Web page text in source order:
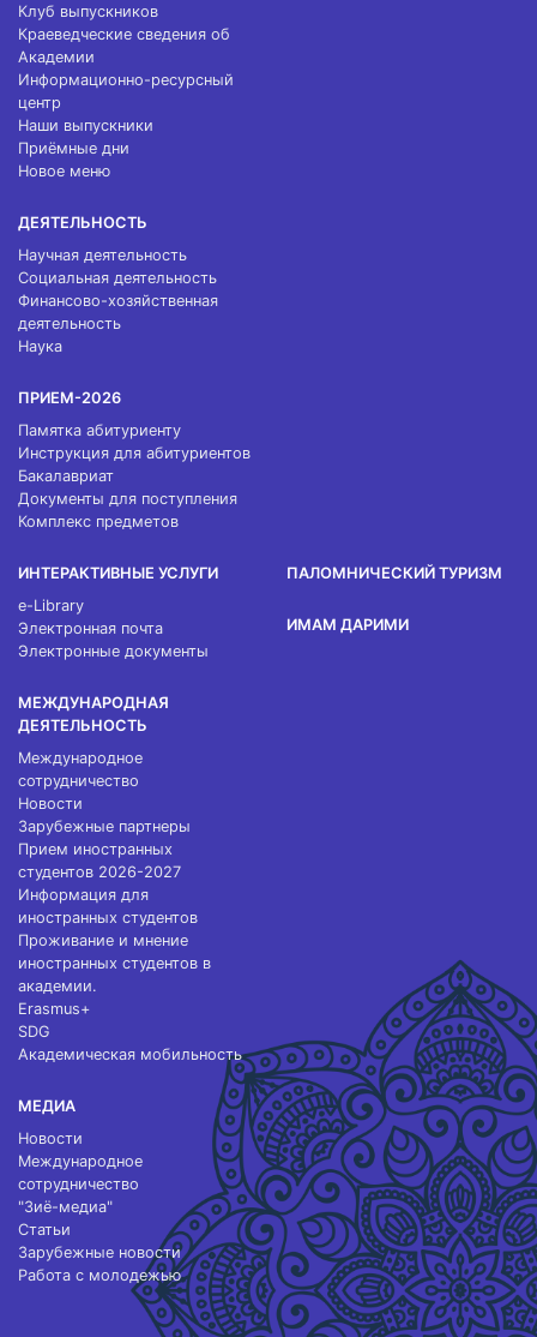
Клуб выпускников
Краеведческие сведения об
Академии
Информационно-ресурсный
центр
Наши выпускники
Приёмные дни
Новое меню
ДЕЯТЕЛЬНОСТЬ
Научная деятельность
Социальная деятельность
Финансово-хозяйственная
деятельность
Наука
ПРИЕМ-2026
Памятка абитуриенту
Инструкция для абитуриентов
Бакалавриат
Документы для поступления
Комплекс предметов
ИНТЕРАКТИВНЫЕ УСЛУГИ
e-Library
Электронная почта
Электронные документы
МЕЖДУНАРОДНАЯ
ДЕЯТЕЛЬНОСТЬ
Международное
сотрудничество
Новости
Зарубежные партнеры
Прием иностранных
студентов 2026-2027
Информация для
иностранных студентов
Проживание и мнение
иностранных студентов в
академии.
Erasmus+
SDG
Академическая мобильность
МЕДИА
Новости
Международное
сотрудничество
"Зиё-медиа"
Статьи
Зарубежные новости
Работа с молодежью
ПАЛОМНИЧЕСКИЙ ТУРИЗМ
ИМАМ ДАРИМИ